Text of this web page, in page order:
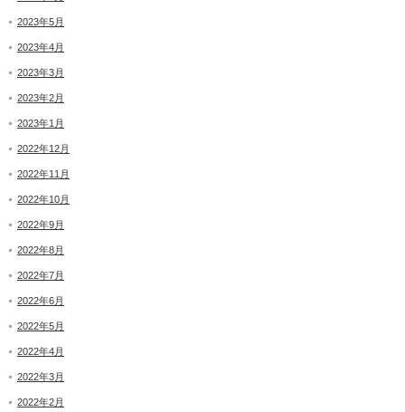
2023年5月
2023年4月
2023年3月
2023年2月
2023年1月
2022年12月
2022年11月
2022年10月
2022年9月
2022年8月
2022年7月
2022年6月
2022年5月
2022年4月
2022年3月
2022年2月